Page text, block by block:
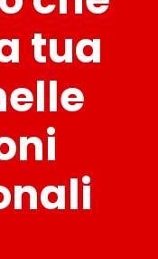
tua